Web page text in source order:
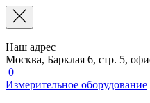
Наш адрес
Москва, Барклая 6, стр. 5,
0
Измерительное оборудование